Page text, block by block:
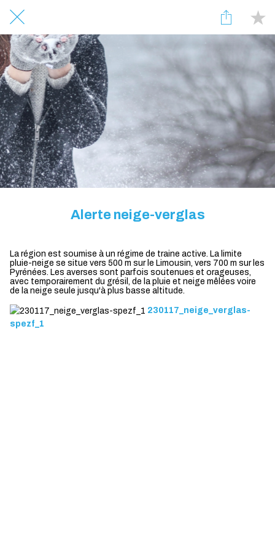
Alerte neige-verglas
La région est soumise à un régime de traine active. La limite
pluie-neige se situe vers 500 m sur le Limousin, vers 700 m sur les
Pyrénées. Les averses sont parfois soutenues et orageuses,
avec temporairement du grésil, de la pluie et neige mêlées voire
de la neige seule jusqu'à plus basse altitude.
230117_neige_verglas-
spezf_1